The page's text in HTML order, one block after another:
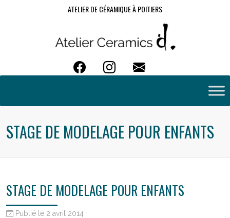
ATELIER DE CÉRAMIQUE À POITIERS
STAGE DE MODELAGE POUR ENFANTS
STAGE DE MODELAGE POUR ENFANTS
Publié le 2 avril 2014